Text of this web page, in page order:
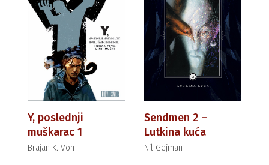
Y, poslednji
muškarac 1
Brajan K. Von
Sendmen 2 –
Lutkina kuća
Nil Gejman